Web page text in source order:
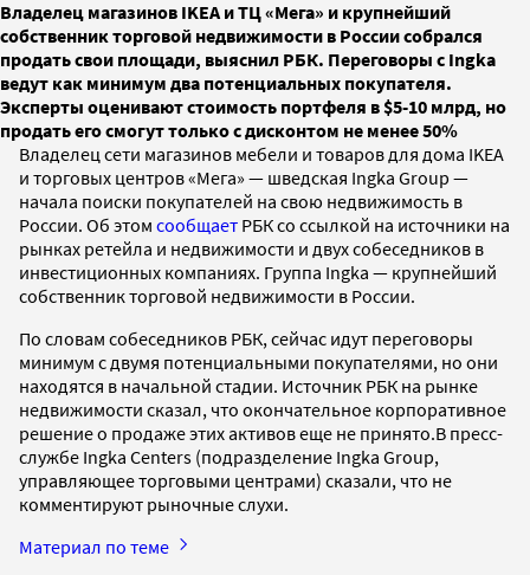
Владелец магазинов IKEA и ТЦ «Мега» и крупнейший
собственник торговой недвижимости в России собрался
продать свои площади, выяснил РБК. Переговоры с Ingka
ведут как минимум два потенциальных покупателя.
Эксперты оценивают стоимость портфеля в $5-10 млрд, но
продать его смогут только с дисконтом не менее 50%
Владелец сети магазинов мебели и товаров для дома IKEA
и торговых центров «Мега» — шведская Ingka Group —
начала поиски покупателей на свою недвижимость в
России. Об этом сообщает РБК со ссылкой на источники на
рынках ретейла и недвижимости и двух собеседников в
инвестиционных компаниях. Группа Ingka — крупнейший
собственник торговой недвижимости в России.
По словам собеседников РБК, сейчас идут переговоры
минимум с двумя потенциальными покупателями, но они
находятся в начальной стадии. Источник РБК на рынке
недвижимости сказал, что окончательное корпоративное
решение о продаже этих активов еще не принято.В пресс-
службе Ingka Centers (подразделение Ingka Group,
управляющее торговыми центрами) сказали, что не
комментируют рыночные слухи.
Материал по теме